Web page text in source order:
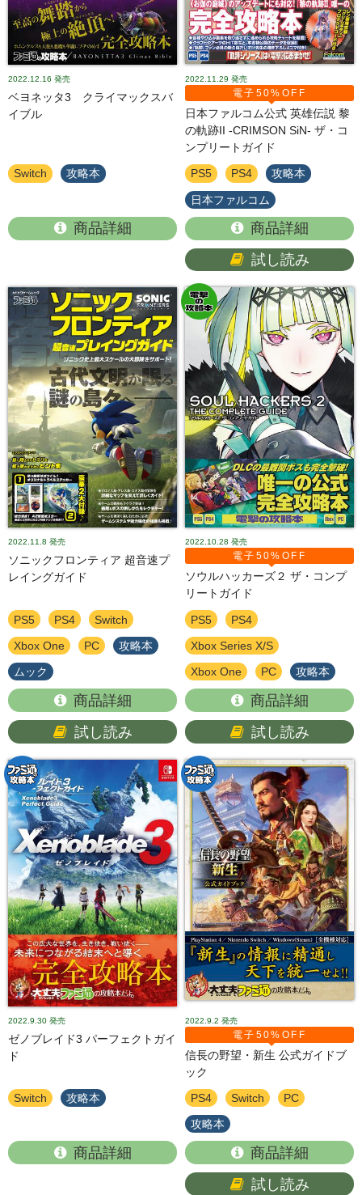
2022.12.16 発売
ベヨネッタ3 クライマックスバ
イブル
Switch 攻略本
商品詳細
2022.11.29 発売
電子50%OFF
日本ファルコム公式 英雄伝説 黎
の軌跡II -CRIMSON SiN- ザ・コ
ンプリートガイド
PS5 PS4 攻略本
日本ファルコム
商品詳細
試し読み
2022.11.8 発売
ソニックフロンティア 超音速プ
レイングガイド
PS5 PS4 Switch
Xbox One PC 攻略本
ムック
商品詳細
試し読み
2022.10.28 発売
電子50%OFF
ソウルハッカーズ２ ザ・コンプ
リートガイド
PS5 PS4
Xbox Series X/S
Xbox One PC 攻略本
商品詳細
試し読み
2022.9.30 発売
ゼノブレイド3 パーフェクトガイ
ド
Switch 攻略本
商品詳細
2022.9.2 発売
電子50%OFF
信長の野望・新生 公式ガイドブ
ック
PS4 Switch PC
攻略本
商品詳細
試し読み